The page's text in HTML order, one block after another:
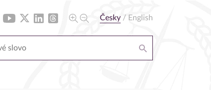
Česky / English